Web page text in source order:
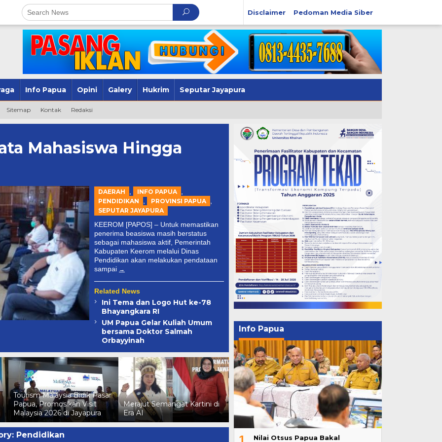
Disclaimer Pedoman Media Siber
Info Papua Opini Galery Hukrim Seputar Jayapura
Sitemap Kontak Redaksi
Mahasiswa Hingga
DAERAH INFO PAPUA
PENDIDIKAN PROVINSI PAPUA
SEPUTAR JAYAPURA
KEEROM [PAPOS] – Untuk memastikan
penerima beasiswa masih berstatus
sebagai mahasiswa aktif, Pemerintah
Kabupaten Keerom melalui Dinas
Pendidikan akan melakukan pendataan
sampai
Related News
Ini Tema dan Logo Hut ke-78
Bhayangkara RI
UM Papua Gelar Kuliah Umum
bersama Doktor Salmah
Orbayyinah
Tourism Malaysia Bidik Pasar
Papua, Promosikan Visit
Malaysia 2026 di Jayapura
Merajut Semangat Kartini di
Era AI
Nilai Otsus Papua Bakal
Dikembalikan jadi Rp 12,69
Triliun
Pendidikan
Info Papua
Nilai Otsus Papua Bakal